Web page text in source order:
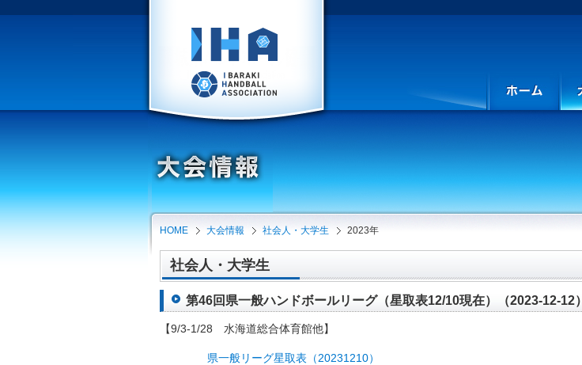
HOME 大会情報 社会人・大学生 2023年
社会人・大学生
第46回県一般ハンドボールリーグ（星取表12/10現在）（2023-12-12）
【9/3-1/28 水海道総合体育館他】
県一般リーグ星取表（20231210）